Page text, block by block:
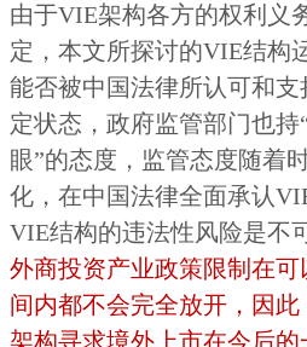
由于VIE架构各方的权利义
定，本文所探讨的VIE结构
能否被中国法律所认可和
定状态，政府监管部门也持
眼”的态度，监管态度随着
化，在中国法律全面承认
VIE结构的违法性风险是不
外商投资产业政策限制在
间内都不会完全放开，因
架构寻求境外上市在今后